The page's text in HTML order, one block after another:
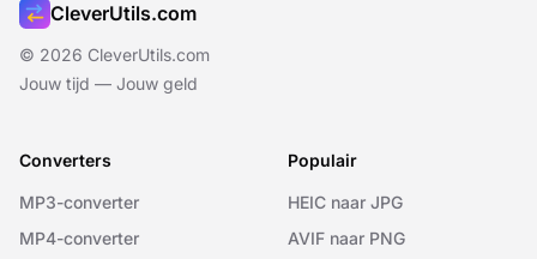
CleverUtils.com
© 2026 CleverUtils.com
Jouw tijd — Jouw geld
Converters
MP3-converter
MP4-converter
Populair
HEIC naar JPG
AVIF naar PNG